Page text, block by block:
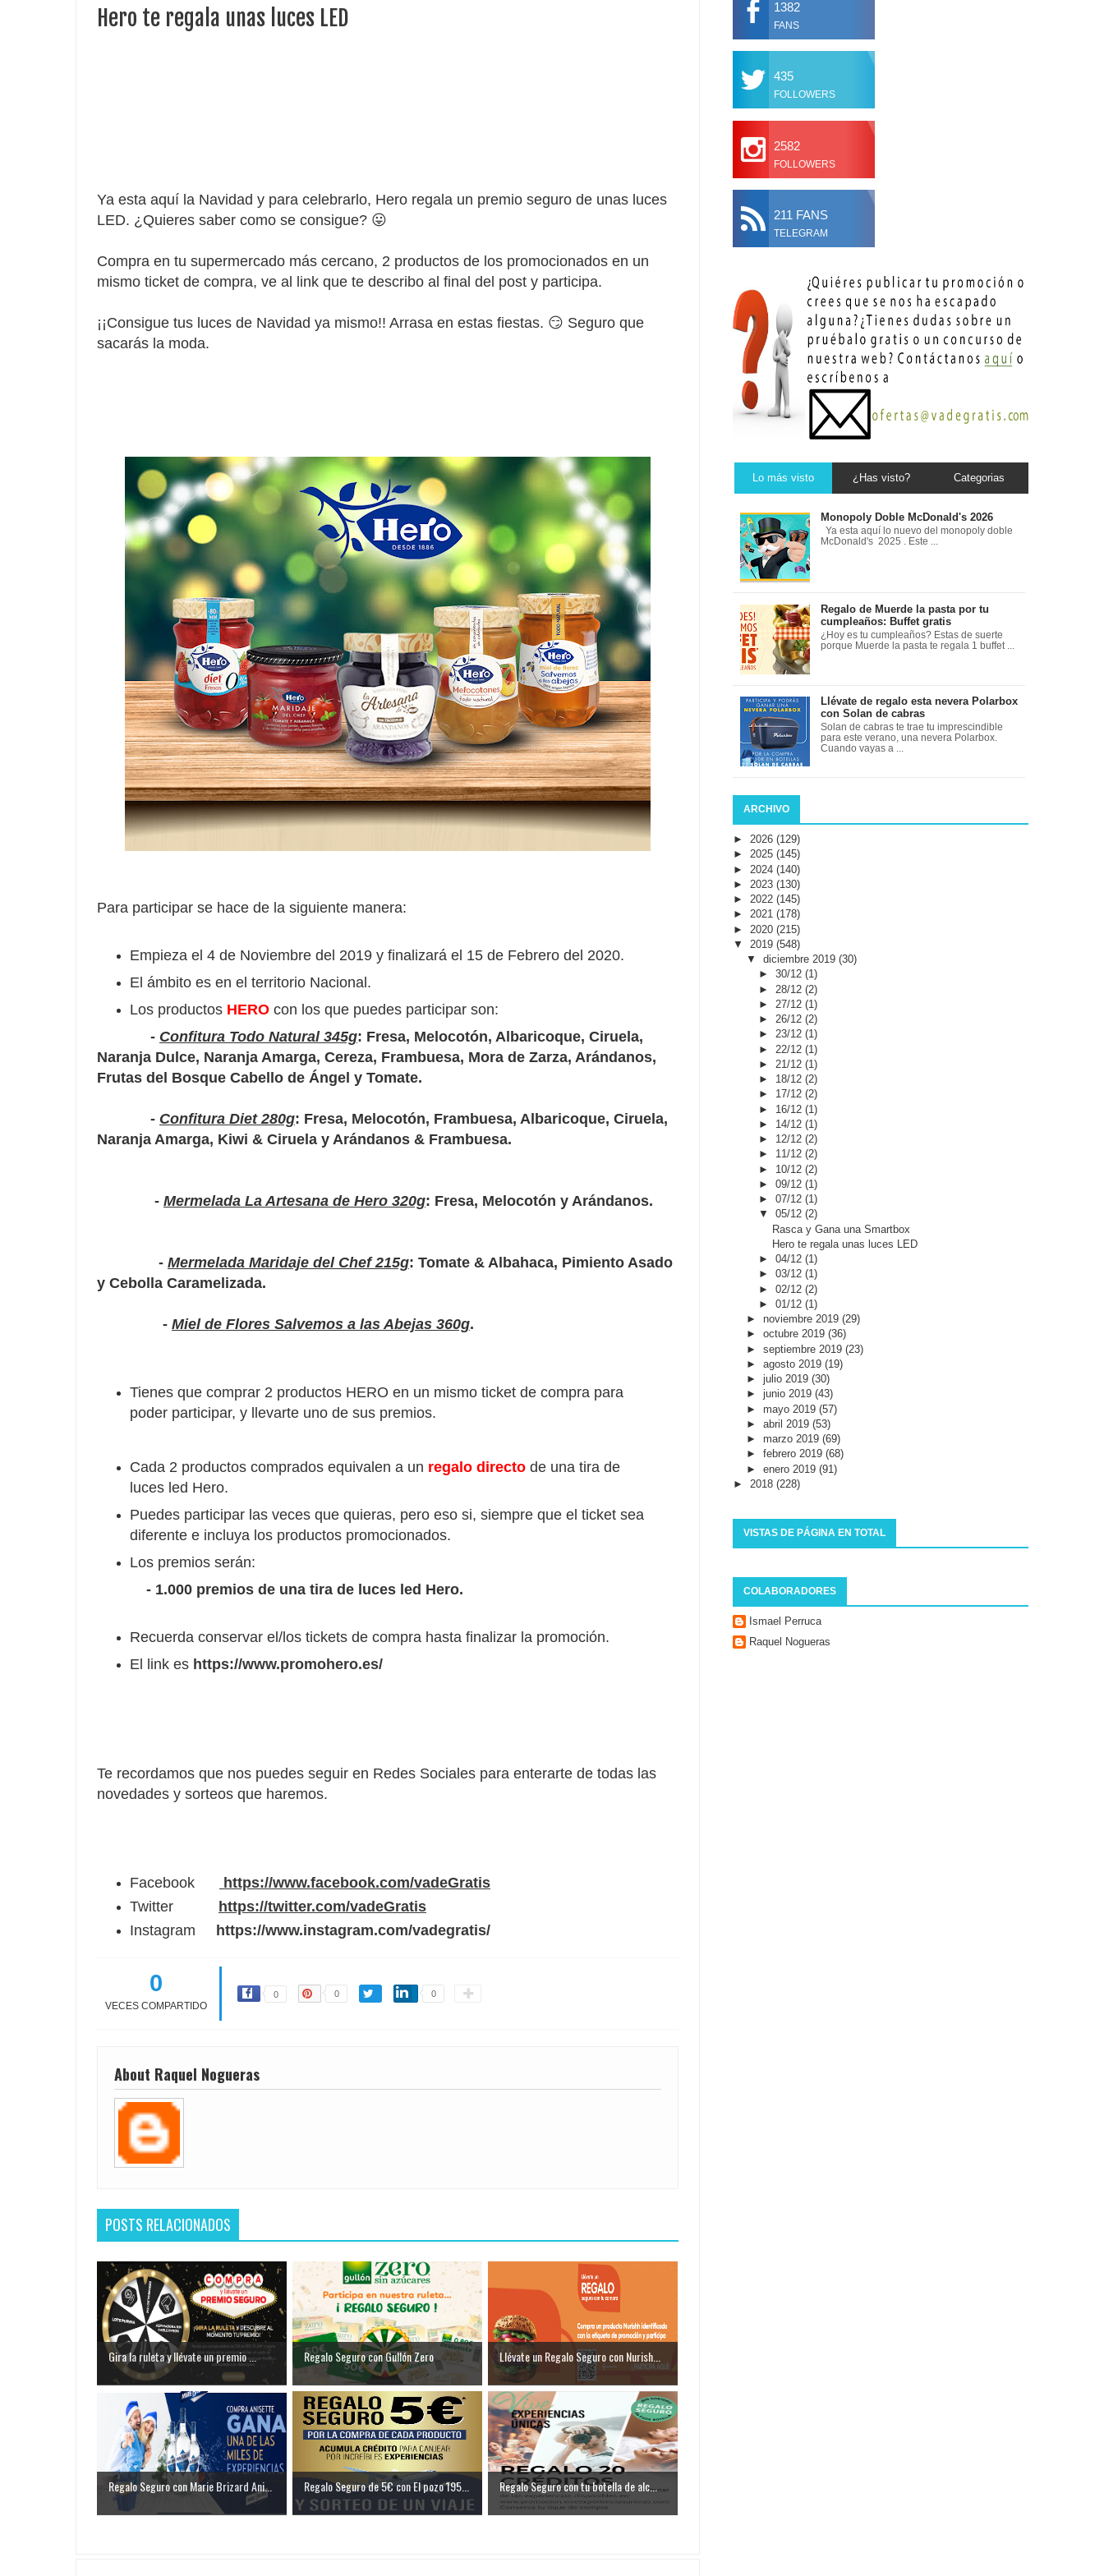
Hero te regala unas luces LED
Ya esta aquí la Navidad y para celebrarlo, Hero regala un premio seguro de unas luces
LED. ¿Quieres saber como se consigue? 😛
Compra en tu supermercado más cercano, 2 productos de los promocionados en un
mismo ticket de compra, ve al link que te describo al final del post y participa.
¡¡Consigue tus luces de Navidad ya mismo!! Arrasa en estas fiestas. 😏 Seguro que
sacarás la moda.
Para participar se hace de la siguiente manera:
Empieza el 4 de Noviembre del 2019 y finalizará el 15 de Febrero del 2020.
El ámbito es en el territorio Nacional.
Los productos HERO con los que puedes participar son:
- Confitura Todo Natural 345g: Fresa, Melocotón, Albaricoque, Ciruela,
Naranja Dulce, Naranja Amarga, Cereza, Frambuesa, Mora de Zarza, Arándanos,
Frutas del Bosque Cabello de Ángel y Tomate.
- Confitura Diet 280g: Fresa, Melocotón, Frambuesa, Albaricoque, Ciruela,
Naranja Amarga, Kiwi & Ciruela y Arándanos & Frambuesa.
- Mermelada La Artesana de Hero 320g: Fresa, Melocotón y Arándanos.
- Mermelada Maridaje del Chef 215g: Tomate & Albahaca, Pimiento Asado
y Cebolla Caramelizada.
- Miel de Flores Salvemos a las Abejas 360g.
Tienes que comprar 2 productos HERO en un mismo ticket de compra para
poder participar, y llevarte uno de sus premios.
Cada 2 productos comprados equivalen a un regalo directo de una tira de
luces led Hero.
Puedes participar las veces que quieras, pero eso si, siempre que el ticket sea
diferente e incluya los productos promocionados.
Los premios serán:
- 1.000 premios de una tira de luces led Hero.
Recuerda conservar el/los tickets de compra hasta finalizar la promoción.
El link es https://www.promohero.es/
Te recordamos que nos puedes seguir en Redes Sociales para enterarte de todas las
novedades y sorteos que haremos.
Facebook
https://www.facebook.com/vadeGratis
Twitter https://twitter.com/vadeGratis
Instagram https://www.instagram.com/vadegratis/
0
VECES COMPARTIDO
0 0 0
About Raquel Nogueras
POSTS RELACIONADOS
Gira la ruleta y llévate un premio ... Regalo Seguro con Gullón Zero Llévate un Regalo Seguro con Nurish...
Regalo Seguro con Marie Brizard Ani... Regalo Seguro de 5€ con El pozo 195... Regalo Seguro con tu botella de alc...
1382
FANS
435
FOLLOWERS
2582
FOLLOWERS
211 FANS
TELEGRAM
Lo más visto ¿Has visto? Categorias
Monopoly Doble McDonald's 2026
Ya esta aquí lo nuevo del monopoly doble
McDonald's 2025 . Este ...
Regalo de Muerde la pasta por tu
cumpleaños: Buffet gratis
¿Hoy es tu cumpleaños? Estas de suerte
porque Muerde la pasta te regala 1 buffet ...
Llévate de regalo esta nevera Polarbox
con Solan de cabras
Solan de cabras te trae tu imprescindible
para este verano, una nevera Polarbox.
Cuando vayas a ...
ARCHIVO
► 2026 (129)
► 2025 (145)
► 2024 (140)
► 2023 (130)
► 2022 (145)
► 2021 (178)
► 2020 (215)
▼ 2019 (548)
▼ diciembre 2019 (30)
►30/12(1)
► 28/12(2)
► 27/12(1)
►26/12(2)
►23/12(1)
► 22/12(1)
► 21/12(1)
► 18/12(2)
► 17/12(2)
► 16/12(1)
► 14/12(1)
► 12/12(2)
► 11/12(2)
► 10/12(2)
►09/12(1)
►07/12(1)
▼05/12(2)
Rasca y Gana una Smartbox
Hero te regala unas luces LED
►04/12(1)
►03/12(1)
►02/12(2)
►01/12(1)
► noviembre 2019 (29)
► octubre 2019 (36)
► septiembre 2019 (23)
► agosto 2019 (19)
► julio 2019 (30)
► junio 2019 (43)
► mayo 2019 (57)
► abril 2019 (53)
► marzo 2019 (69)
► febrero 2019 (68)
► enero 2019 (91)
► 2018 (228)
VISTAS DE PÁGINA EN TOTAL
COLABORADORES
Ismael Perruca
Raquel Nogueras